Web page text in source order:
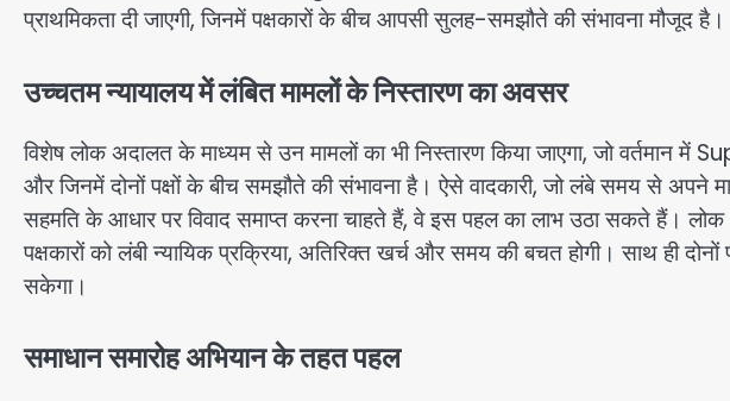
प्राथमिकता दी जाएगी, जिनमें पक्षकारों के बीच आपसी सुलह-समझौते की संभावना मौजूद है।
उच्चतम न्यायालय में लंबित मामलों के निस्तारण का अवसर
विशेष लोक अदालत के माध्यम से उन मामलों का भी निस्तारण किया जाएगा, जो वर्तमान में
और जिनमें दोनों पक्षों के बीच समझौते की संभावना है। ऐसे वादकारी, जो लंबे समय से
सहमति के आधार पर विवाद समाप्त करना चाहते हैं, वे इस पहल का लाभ उठा सकते हैं। लोक
पक्षकारों को लंबी न्यायिक प्रक्रिया, अतिरिक्त खर्च और समय की बचत होगी। साथ ही दोनों
सकेगा।
समाधान समारोह अभियान के तहत पहल